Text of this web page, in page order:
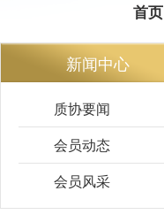
首页
新闻中心
质协要闻
会员动态
会员风采